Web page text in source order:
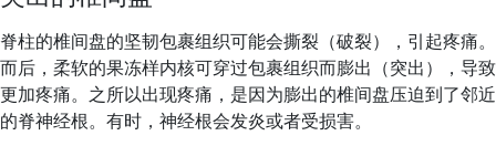
脊柱的椎间盘的坚韧包裹组织可能会撕裂（破裂），引起疼痛。
而后，柔软的果冻样内核可穿过包裹组织而膨出（突出），导致
更加疼痛。之所以出现疼痛，是因为膨出的椎间盘压迫到了邻近
的脊神经根。有时，神经根会发炎或者受损害。